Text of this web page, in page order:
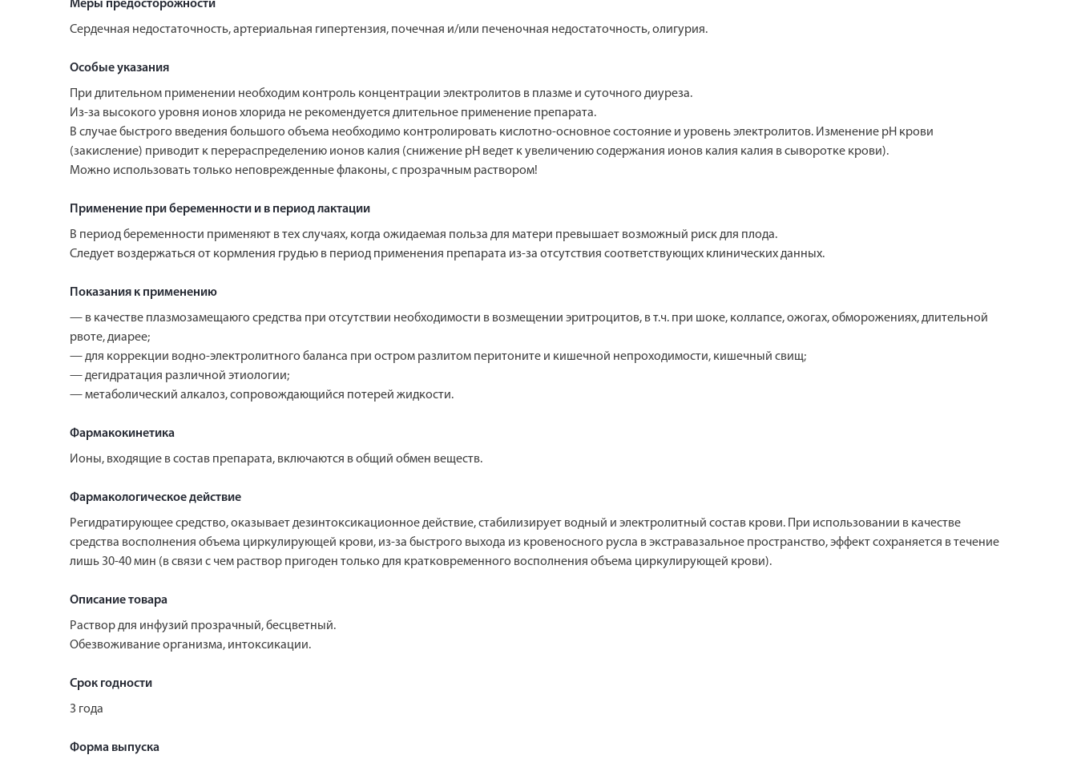
Меры предосторожности
Сердечная недостаточность, артериальная гипертензия, почечная и/или печеночная недостаточность, олигурия.
Особые указания
При длительном применении необходим контроль концентрации электролитов в плазме и суточного диуреза.
Из-за высокого уровня ионов хлорида не рекомендуется длительное применение препарата.
В случае быстрого введения большого объема необходимо контролировать кислотно-основное состояние и уровень электролитов. Изменение рН крови
(закисление) приводит к перераспределению ионов калия (снижение рН ведет к увеличению содержания ионов калия калия в сыворотке крови).
Можно использовать только неповрежденные флаконы, с прозрачным раствором!
Применение при беременности и в период лактации
В период беременности применяют в тех случаях, когда ожидаемая польза для матери превышает возможный риск для плода.
Следует воздержаться от кормления грудью в период применения препарата из-за отсутствия соответствующих клинических данных.
Показания к применению
— в качестве плазмозамещаюго средства при отсутствии необходимости в возмещении эритроцитов, в т.ч. при шоке, коллапсе, ожогах, обморожениях, длительной
рвоте, диарее;
— для коррекции водно-электролитного баланса при остром разлитом перитоните и кишечной непроходимости, кишечный свищ;
— дегидратация различной этиологии;
— метаболический алкалоз, сопровождающийся потерей жидкости.
Фармакокинетика
Ионы, входящие в состав препарата, включаются в общий обмен веществ.
Фармакологическое действие
Регидратирующее средство, оказывает дезинтоксикационное действие, стабилизирует водный и электролитный состав крови. При использовании в качестве
средства восполнения объема циркулирующей крови, из-за быстрого выхода из кровеносного русла в экстравазальное пространство, эффект сохраняется в течение
лишь 30-40 мин (в связи с чем раствор пригоден только для кратковременного восполнения объема циркулирующей крови).
Описание товара
Раствор для инфузий прозрачный, бесцветный.
Обезвоживание организма, интоксикации.
Срок годности
3 года
Форма выпуска